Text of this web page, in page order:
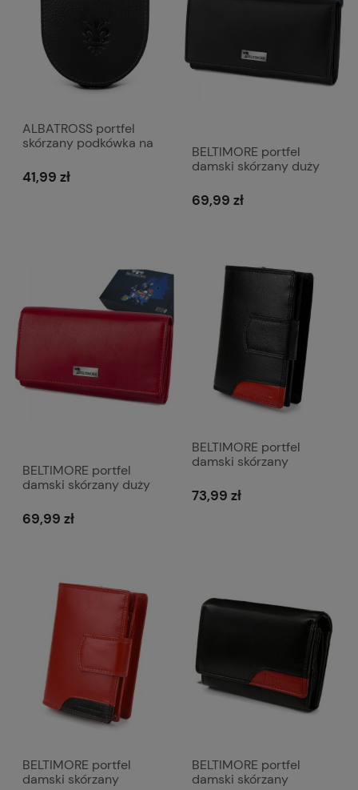
ALBATROSS portfel
skórzany podkówka na
41,99 zł
BELTIMORE portfel
damski skórzany duży
P259 czarny
69,99 zł
BELTIMORE portfel
damski skórzany duży
P259 czerwony
69,99 zł
BELTIMORE portfel
damski skórzany
pionowy z suwakiem
P200 czarny
73,99 zł
BELTIMORE portfel
damski skórzany
BELTIMORE portfel
damski skórzany